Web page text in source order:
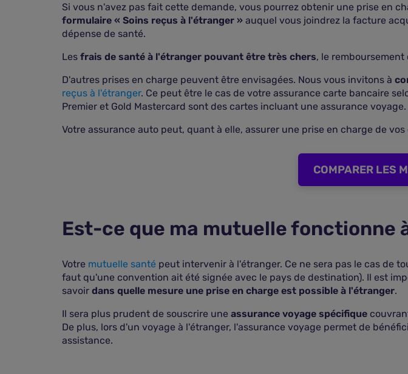
Si vous n'avez pas fait cette demande, vous pourrez obtenir une prise en
formulaire « Soins reçus à l'étranger » auquel vous joindrez la facture
dépense de santé.
Les frais de santé à l'étranger pouvant être très chers, le
D'autres prises en charge peuvent être envisagées. Nous vous invitons à
reçus à l'étranger. Ce peut être le cas de votre assurance carte bancaire
Premier et Gold Mastercard sont des cartes incluant une assurance voyage.
Votre assurance auto peut, quant à elle, assurer une prise en charge de
COMPARER LES
Est-ce que ma mutuelle fonctionne
Votre mutuelle santé peut intervenir à l'étranger. Ce ne sera pas le cas de
faut qu'une convention ait été signée avec le pays de destination). Il est
savoir dans quelle mesure une prise en charge est possible à l'étranger.
Il sera plus prudent de souscrire une assurance voyage spécifique
De plus, lors d'un voyage à l'étranger, l'assurance voyage permet de
assistance.